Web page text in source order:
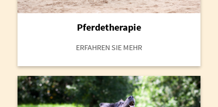
Pferdetherapie
ERFAHREN SIE MEHR